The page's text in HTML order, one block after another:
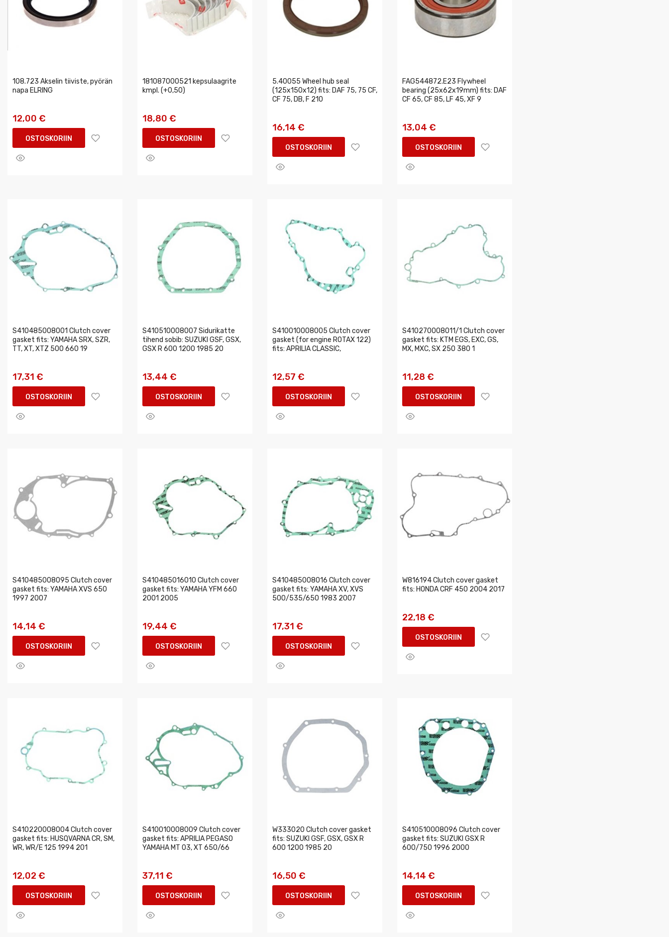
108.723 Akselin tiiviste, pyörän
napa ELRING
12,00 €
OSTOSKORIIN
181087000521 kepsulaagrite
kmpl. (+0,50)
18,80 €
OSTOSKORIIN
5.40055 Wheel hub seal
(125x150x12) fits: DAF 75, 75 CF,
CF 75, DB, F 210
16,14 €
OSTOSKORIIN
FAG544872.E23 Flywheel
bearing (25x62x19mm) fits: DAF
CF 65, CF 85, LF 45, XF 9
13,04 €
OSTOSKORIIN
S410485008001 Clutch cover
gasket fits: YAMAHA SRX, SZR,
TT, XT, XTZ 500 660 19
17,31 €
OSTOSKORIIN
S410510008007 Sidurikatte
tihend sobib: SUZUKI GSF, GSX,
GSX R 600 1200 1985 20
13,44 €
OSTOSKORIIN
S410010008005 Clutch cover
gasket (for engine ROTAX 122)
fits: APRILIA CLASSIC,
12,57 €
OSTOSKORIIN
S410270008011/1 Clutch cover
gasket fits: KTM EGS, EXC, GS,
MX, MXC, SX 250 380 1
11,28 €
OSTOSKORIIN
S410485008095 Clutch cover
gasket fits: YAMAHA XVS 650
1997 2007
14,14 €
OSTOSKORIIN
S410485016010 Clutch cover
gasket fits: YAMAHA YFM 660
2001 2005
19,44 €
OSTOSKORIIN
S410485008016 Clutch cover
gasket fits: YAMAHA XV, XVS
500/535/650 1983 2007
17,31 €
OSTOSKORIIN
W816194 Clutch cover gasket
fits: HONDA CRF 450 2004 2017
22,18 €
OSTOSKORIIN
S410220008004 Clutch cover
gasket fits: HUSQVARNA CR, SM,
WR, WR/E 125 1994 201
12,02 €
OSTOSKORIIN
S410010008009 Clutch cover
gasket fits: APRILIA PEGASO
YAMAHA MT 03, XT 650/66
37,11 €
OSTOSKORIIN
W333020 Clutch cover gasket
fits: SUZUKI GSF, GSX, GSX R
600 1200 1985 20
16,50 €
OSTOSKORIIN
S410510008096 Clutch cover
gasket fits: SUZUKI GSX R
600/750 1996 2000
14,14 €
OSTOSKORIIN